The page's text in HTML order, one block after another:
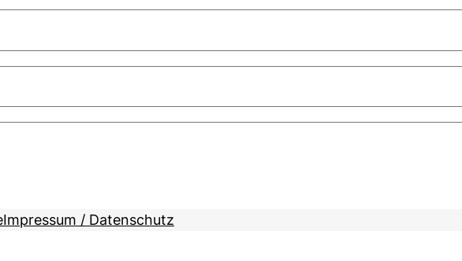
Impressum / Datenschutz